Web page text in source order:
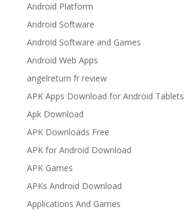
Android Platform
Android Software
Android Software and Games
Android Web Apps
angelreturn fr review
APK Apps Download for Android Tablets
Apk Download
APK Downloads Free
APK for Android Download
APK Games
APKs Android Download
Applications And Games